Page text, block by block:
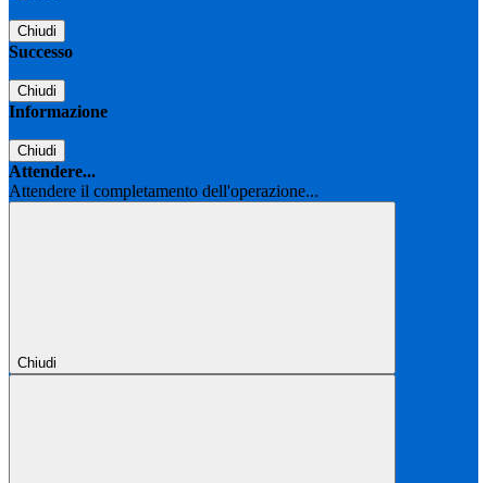
Chiudi
Successo
Chiudi
Informazione
Chiudi
Attendere...
Attendere il completamento dell'operazione...
Chiudi